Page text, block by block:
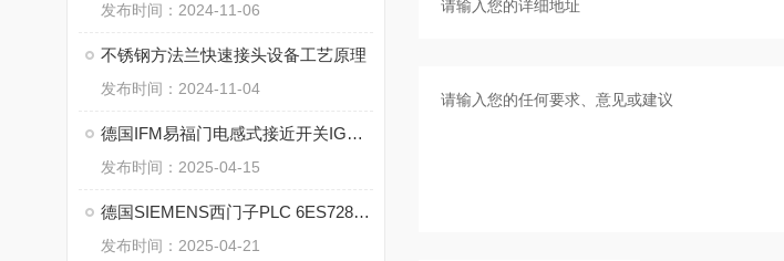
发布时间：2024-11-06
不锈钢方法兰快速接头设备工艺原理
发布时间：2024-11-04
德国IFM易福门电感式接近开关IGS234的特点
发布时间：2025-04-15
德国SIEMENS西门子PLC 6ES7288-1ST60-0AA1 的特点
发布时间：2025-04-21